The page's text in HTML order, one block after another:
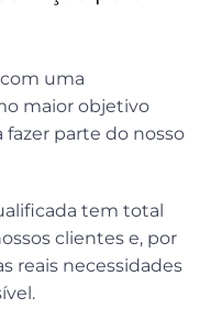
uma
maior objetivo
fazer parte do nosso
tem total
clientes e, por
reais necessidades